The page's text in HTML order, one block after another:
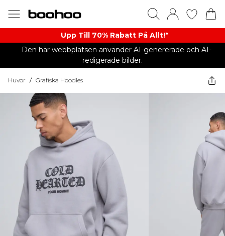
Upp Till 70% Rabatt På Allt!*
Den här webbplatsen använder AI-genererade och AI-
redigerade bilder.
Huvor / Grafiska Hoodies